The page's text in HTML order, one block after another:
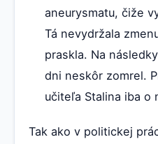
aneurysmatu, čiže
Tá nevydržala
praskla. Na
dni neskôr zomrel.
učiteľa Stalina iba o
Tak ako v politickej